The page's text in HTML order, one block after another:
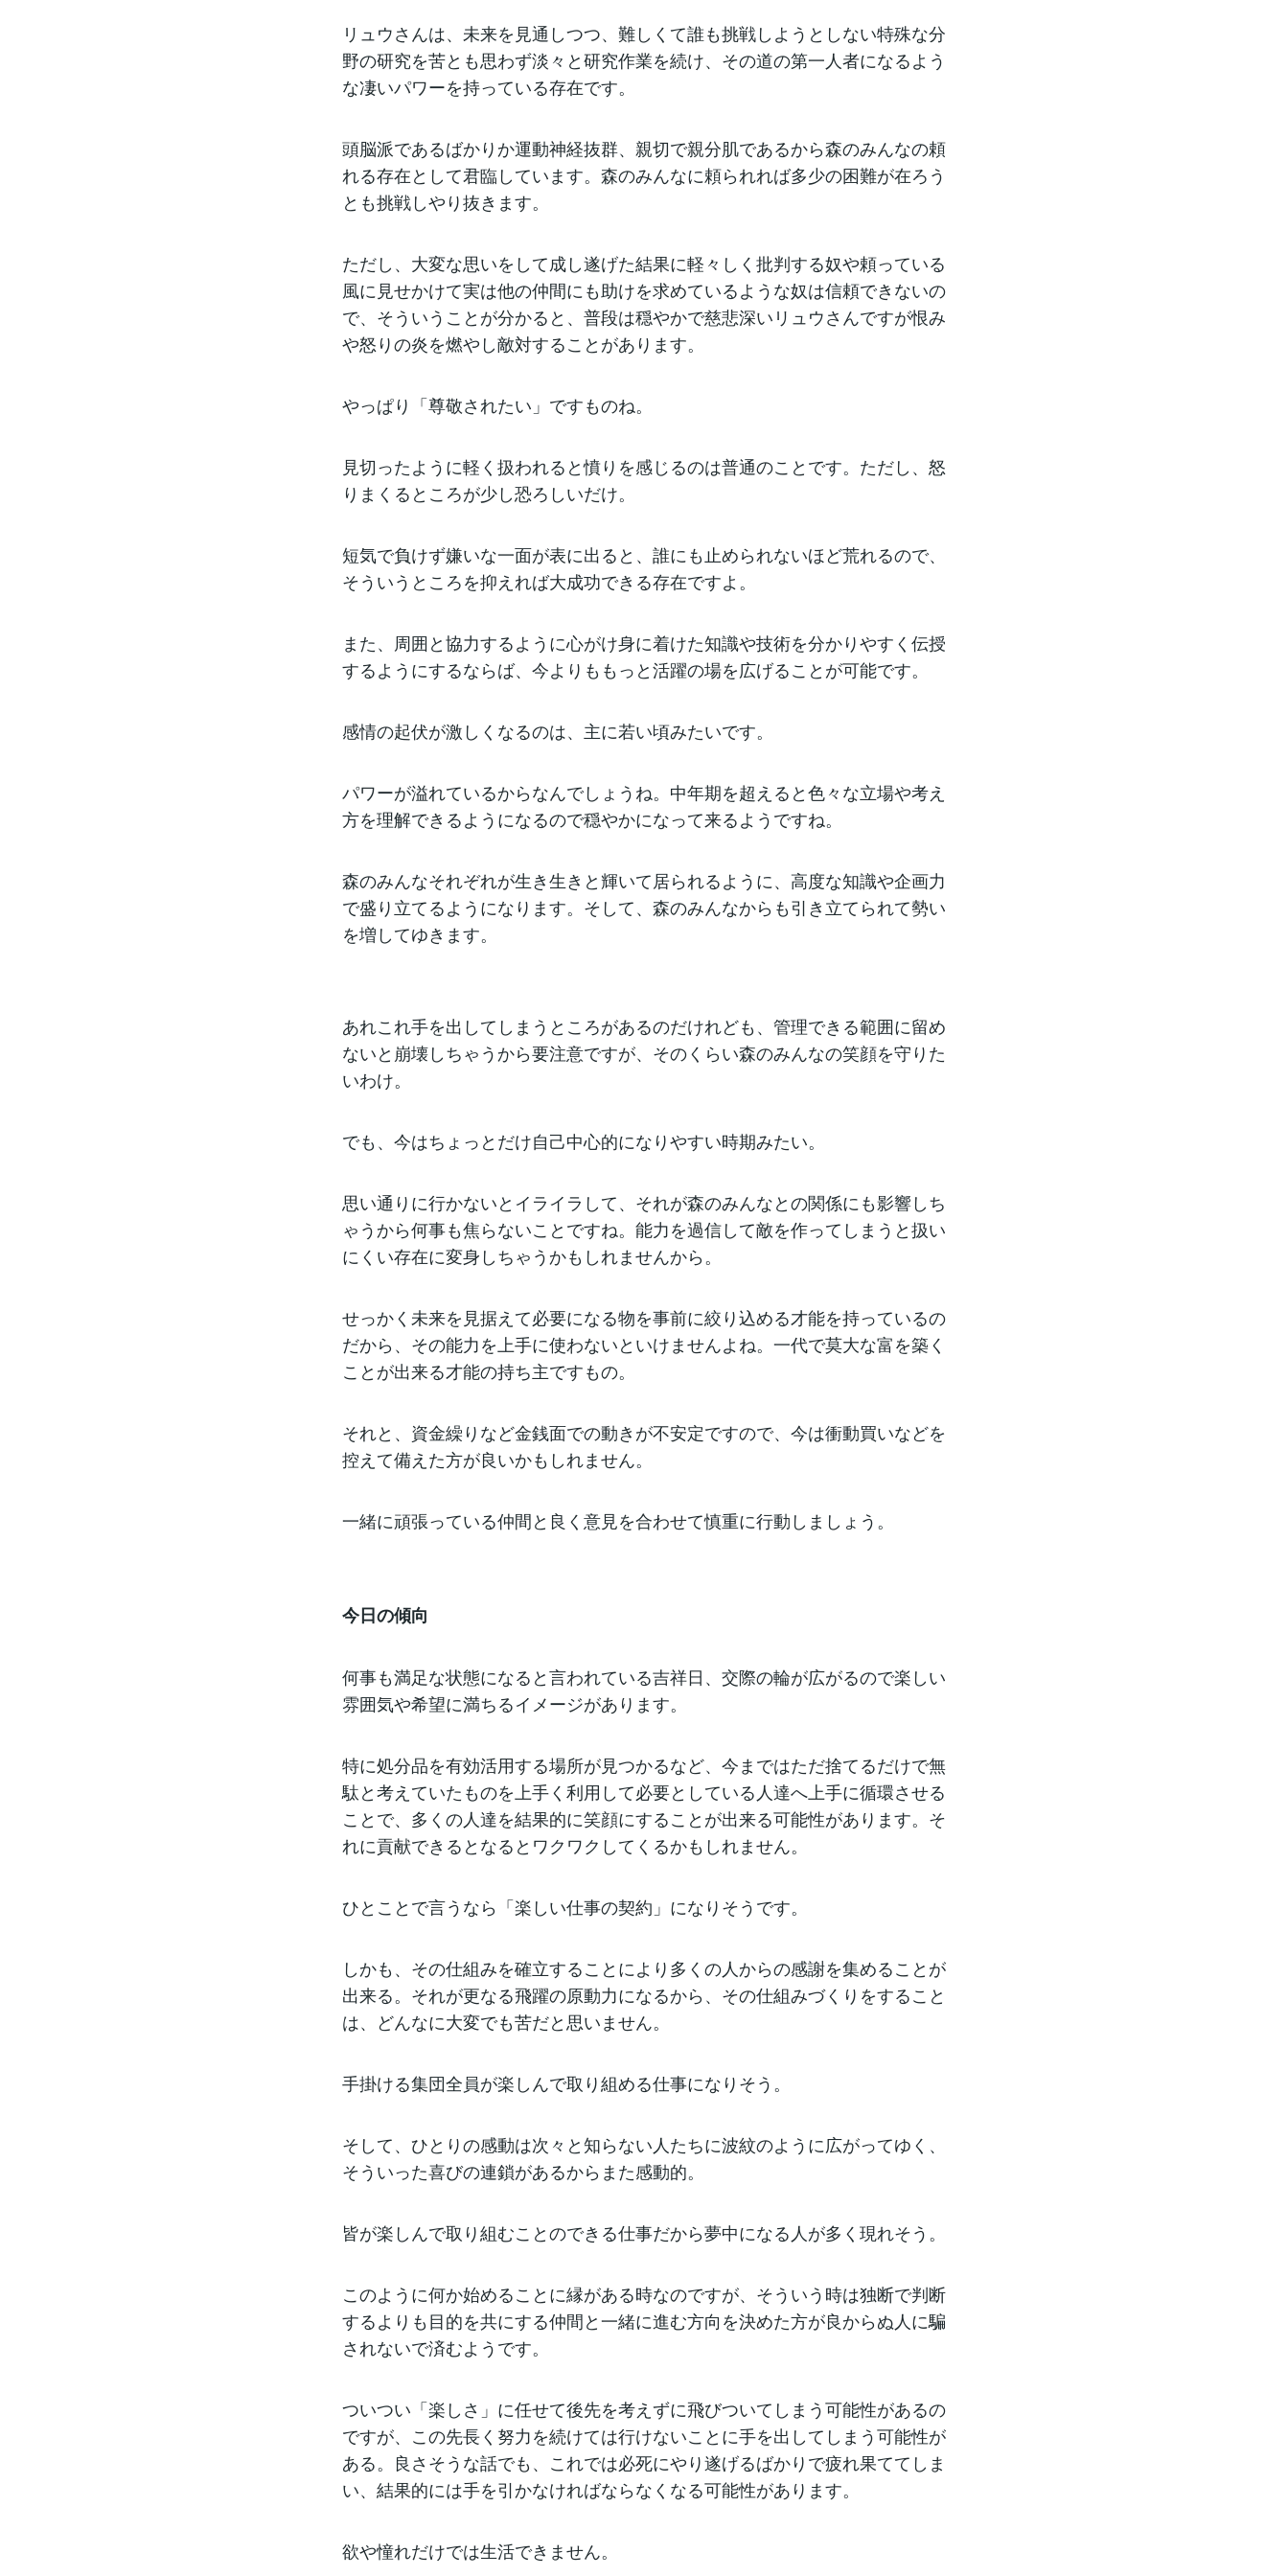
リュウさんは、未来を見通しつつ、難しくて誰も挑戦しようとしない特殊な分
野の研究を苦とも思わず淡々と研究作業を続け、その道の第一人者になるよう
な凄いパワーを持っている存在です。
頭脳派であるばかりか運動神経抜群、親切で親分肌であるから森のみんなの頼
れる存在として君臨しています。森のみんなに頼られれば多少の困難が在ろう
とも挑戦しやり抜きます。
ただし、大変な思いをして成し遂げた結果に軽々しく批判する奴や頼っている
風に見せかけて実は他の仲間にも助けを求めているような奴は信頼できないの
で、そういうことが分かると、普段は穏やかで慈悲深いリュウさんですが恨み
や怒りの炎を燃やし敵対することがあります。
やっぱり「尊敬されたい」ですものね。
見切ったように軽く扱われると憤りを感じるのは普通のことです。ただし、怒
りまくるところが少し恐ろしいだけ。
短気で負けず嫌いな一面が表に出ると、誰にも止められないほど荒れるので、
そういうところを抑えれば大成功できる存在ですよ。
また、周囲と協力するように心がけ身に着けた知識や技術を分かりやすく伝授
するようにするならば、今よりももっと活躍の場を広げることが可能です。
感情の起伏が激しくなるのは、主に若い頃みたいです。
パワーが溢れているからなんでしょうね。中年期を超えると色々な立場や考え
方を理解できるようになるので穏やかになって来るようですね。
森のみんなそれぞれが生き生きと輝いて居られるように、高度な知識や企画力
で盛り立てるようになります。そして、森のみんなからも引き立てられて勢い
を増してゆきます。
あれこれ手を出してしまうところがあるのだけれども、管理できる範囲に留め
ないと崩壊しちゃうから要注意ですが、そのくらい森のみんなの笑顔を守りた
いわけ。
でも、今はちょっとだけ自己中心的になりやすい時期みたい。
思い通りに行かないとイライラして、それが森のみんなとの関係にも影響しち
ゃうから何事も焦らないことですね。能力を過信して敵を作ってしまうと扱い
にくい存在に変身しちゃうかもしれませんから。
せっかく未来を見据えて必要になる物を事前に絞り込める才能を持っているの
だから、その能力を上手に使わないといけませんよね。一代で莫大な富を築く
ことが出来る才能の持ち主ですもの。
それと、資金繰りなど金銭面での動きが不安定ですので、今は衝動買いなどを
控えて備えた方が良いかもしれません。
一緒に頑張っている仲間と良く意見を合わせて慎重に行動しましょう。
今日の傾向
何事も満足な状態になると言われている吉祥日、交際の輪が広がるので楽しい
雰囲気や希望に満ちるイメージがあります。
特に処分品を有効活用する場所が見つかるなど、今まではただ捨てるだけで無
駄と考えていたものを上手く利用して必要としている人達へ上手に循環させる
ことで、多くの人達を結果的に笑顔にすることが出来る可能性があります。そ
れに貢献できるとなるとワクワクしてくるかもしれません。
ひとことで言うなら「楽しい仕事の契約」になりそうです。
しかも、その仕組みを確立することにより多くの人からの感謝を集めることが
出来る。それが更なる飛躍の原動力になるから、その仕組みづくりをすること
は、どんなに大変でも苦だと思いません。
手掛ける集団全員が楽しんで取り組める仕事になりそう。
そして、ひとりの感動は次々と知らない人たちに波紋のように広がってゆく、
そういった喜びの連鎖があるからまた感動的。
皆が楽しんで取り組むことのできる仕事だから夢中になる人が多く現れそう。
このように何か始めることに縁がある時なのですが、そういう時は独断で判断
するよりも目的を共にする仲間と一緒に進む方向を決めた方が良からぬ人に騙
されないで済むようです。
ついつい「楽しさ」に任せて後先を考えずに飛びついてしまう可能性があるの
ですが、この先長く努力を続けては行けないことに手を出してしまう可能性が
ある。良さそうな話でも、これでは必死にやり遂げるばかりで疲れ果ててしま
い、結果的には手を引かなければならなくなる可能性があります。
欲や憧れだけでは生活できません。